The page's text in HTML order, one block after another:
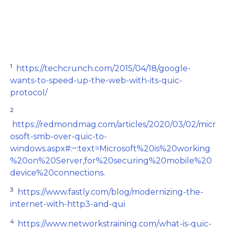
1
https://techcrunch.com/2015/04/18/google-
wants-to-speed-up-the-web-with-its-quic-
protocol/
2
https://redmondmag.com/articles/2020/03/02/micr
osoft-smb-over-quic-to-
windows.aspx#:~:text=Microsoft%20is%20working
%20on%20Server,for%20securing%20mobile%20
device%20connections.
3
https://www.fastly.com/blog/modernizing-the-
internet-with-http3-and-qui
4
https://www.networkstraining.com/what-is-quic-